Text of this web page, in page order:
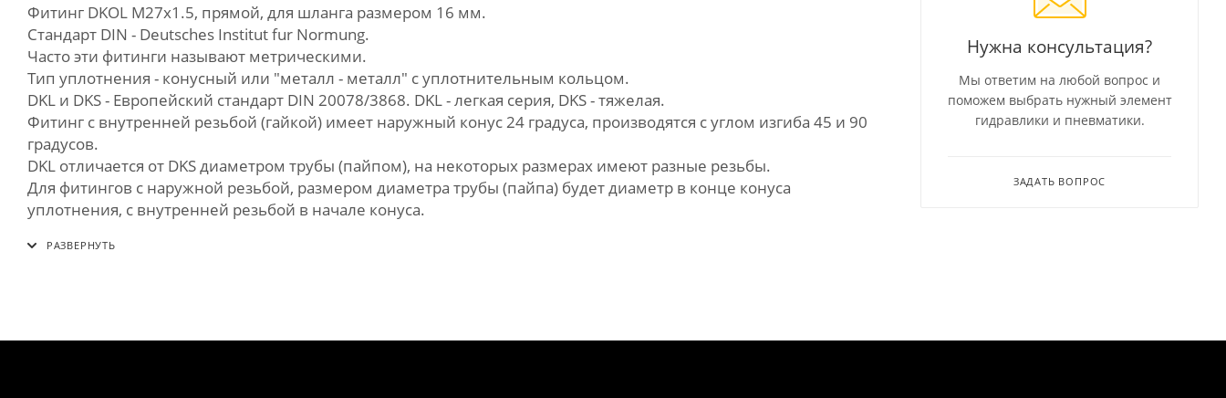
Фитинг DKOL М27х1.5, прямой, для шланга размером 16 мм.
Стандарт DIN - Deutsches Institut fur Normung.
Часто эти фитинги называют метрическими.
Тип уплотнения - конусный или "металл - металл" с уплотнительным кольцом.
DKL и DKS - Европейский стандарт DIN 20078/3868. DKL - легкая серия, DKS - тяжелая.
Фитинг с внутренней резьбой (гайкой) имеет наружный конус 24 градуса, производятся с углом изгиба 45 и 90
градусов.
DKL отличается от DKS диаметром трубы (пайпом), на некоторых размерах имеют разные резьбы.
Для фитингов с наружной резьбой, размером диаметра трубы (пайпа) будет диаметр в конце конуса
уплотнения, с внутренней резьбой в начале конуса.
Нужна консультация?
Мы ответим на любой вопрос и
поможем выбрать нужный элемент
гидравлики и пневматики.
ЗАДАТЬ ВОПРОС